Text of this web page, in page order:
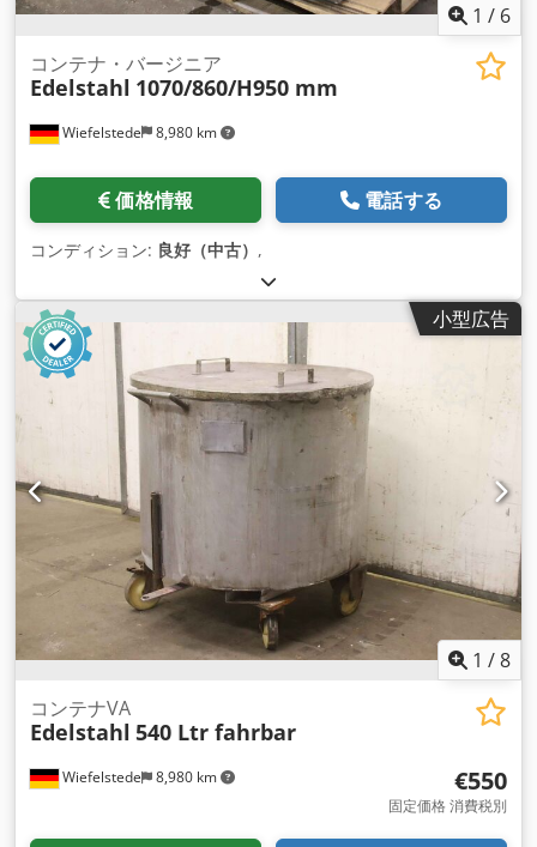
1 / 6
Wiefelstede 8,980 km
コンテナ・バージニア
Edelstahl 1070/860/H950 mm
価格情報 電話する
コンディション: 良好（中古） ,
小型広告
1 /8
Wiefelstede 8,980 km
コンテナVA
Edelstahl 540 Ltr fahrbar
€550
固定価格 消費税別